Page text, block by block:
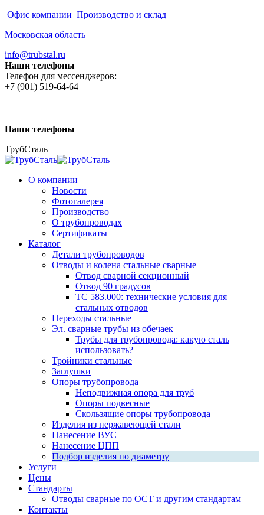
Перейти
содержанию
Офис компании Производство и склад
Московская область
info@trubstal.ru
Наши телефоны
Телефон для мессенджеров:
+7 (901) 519-64-64
Наши телефоны
ТрубСталь
О компании
Новости
Фотогалерея
Производство
О трубопроводах
Сертификаты
Каталог
Детали трубопроводов
Отводы и колена стальные сварные
Отвод сварной секционный
Отвод 90 градусов
ТС 583.000: технические условия для
стальных отводов
Переходы стальные
Эл. сварные трубы из обечаек
Трубы для трубопровода: какую сталь
использовать?
Тройники стальные
Заглушки
Опоры трубопровода
Неподвижная опора для труб
Опоры подвесные
Скользящие опоры трубопровода
Изделия из нержавеющей стали
Нанесение ВУС
Нанесение ЦПП
Подбор изделия по диаметру
Услуги
Цены
Стандарты
Отводы сварные по ОСТ и другим стандартам
Контакты